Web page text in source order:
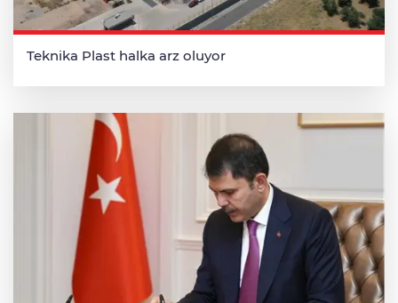
Teknika Plast halka arz oluyor